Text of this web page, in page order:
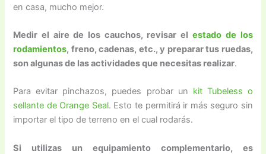
en casa, mucho mejor.
Medir el aire de los cauchos, revisar el estado de los
rodamientos, freno, cadenas, etc., y preparar tus ruedas,
son algunas de las actividades que necesitas realizar.
Para evitar pinchazos, puedes probar un kit Tubeless o
sellante de Orange Seal. Esto te permitirá ir más seguro sin
importar el tipo de terreno en el cual rodarás.
Si utilizas un equipamiento complementario, es